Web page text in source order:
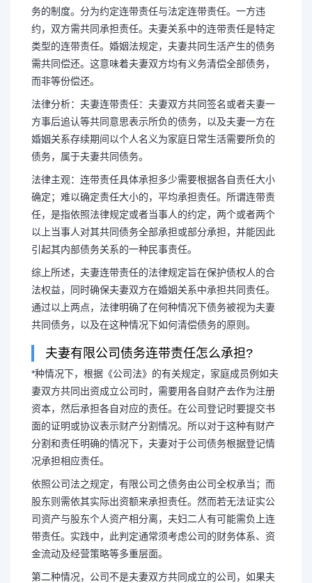
务的制度。分为约定连带责任与法定连带责任。一方违
约，双方需共同承担责任。夫妻关系中的连带责任是特定
类型的连带责任。婚姻法规定，夫妻共同生活产生的债务
需共同偿还。这意味着夫妻双方均有义务清偿全部债务，
而非等份偿还。
法律分析：夫妻连带责任：夫妻双方共同签名或者夫妻一
方事后追认等共同意思表示所负的债务，以及夫妻一方在
婚姻关系存续期间以个人名义为家庭日常生活需要所负的
债务，属于夫妻共同债务。
法律主观：连带责任具体承担多少需要根据各自责任大小
确定；难以确定责任大小的，平均承担责任。所谓连带责
任，是指依照法律规定或者当事人的约定，两个或者两个
以上当事人对其共同债务全部承担或部分承担，并能因此
引起其内部债务关系的一种民事责任。
综上所述，夫妻连带责任的法律规定旨在保护债权人的合
法权益，同时确保夫妻双方在婚姻关系中承担共同责任。
通过以上两点，法律明确了在何种情况下债务被视为夫妻
共同债务，以及在这种情况下如何清偿债务的原则。
夫妻有限公司债务连带责任怎么承担?
*种情况下，根据《公司法》的有关规定，家庭成员例如夫
妻双方共同出资成立公司时，需要用各自财产去作为注册
资本，然后承担各自对应的责任。在公司登记时要提交书
面的证明或协议表示财产分割情况。所以对于这种有财产
分割和责任明确的情况下，夫妻对于公司债务根据登记情
况承担相应责任。
依照公司法之规定，有限公司之债务由公司全权承当；而
股东则需依其实际出资额来承担责任。然而若无法证实公
司资产与股东个人资产相分离，夫妇二人有可能需负上连
带责任。实践中，此判定通常须考虑公司的财务体系、资
金流动及经营策略等多重层面。
第二种情况，公司不是夫妻双方共同成立的公司，如果夫